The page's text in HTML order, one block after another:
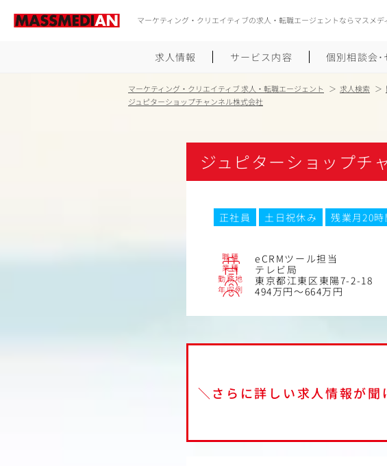
マーケティング・クリエイティブの求人・転職エージェントならマスメデ
求人情報 サービス内容 個別相談会･
履歴書のつく
職務経歴書の
ポートフォリ
未経験から広
マーケティング・クリエイティブ 求人・転職エージェント 求人検索
ジュピターショップチャンネル株式会社
ジュピターショップチ
正社員 土日祝休み 残業月20時
職種 eCRMツール担当
業種 テレビ局
勤務地 東京都江東区東陽7-2-18
年収例 494万円～664万円
＼さらに詳しい求人情報が聞